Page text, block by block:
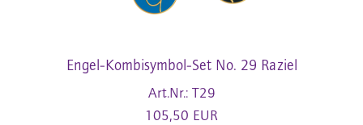
Engel-Kombisymbol-Set No. 29 Raziel
Art.Nr.: T29
105,50 EUR